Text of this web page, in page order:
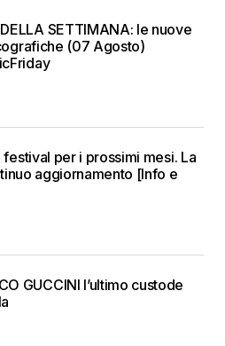
SETTIMANA: le nuove
(07 Agosto)
per i prossimi mesi. La
aggiornamento [Info e
GUCCINI l’ultimo custode